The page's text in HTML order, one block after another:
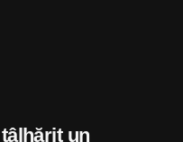
un